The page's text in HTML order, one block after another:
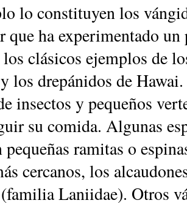
lo constituyen los
que ha experimentado
clásicos ejemplos de
los drepánidos de
insectos y pequeños
su comida. Algunas
pequeñas ramitas o
cercanos, los
Laniidae). Otros